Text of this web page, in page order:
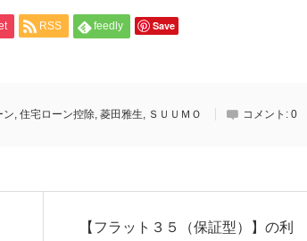
RSS feedly Save
ン, 住宅ローン控除, 菱田雅生, ＳＵＵＭＯ コメント: 0
【フラット３５（保証型）】の利